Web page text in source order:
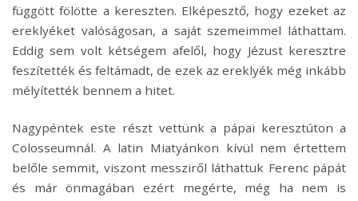
függött fölötte a kereszten. Elképesztő, hogy ezeket az
ereklyéket valóságosan, a saját szemeimmel láthattam.
Eddig sem volt kétségem afelől, hogy Jézust keresztre
feszítették és feltámadt, de ezek az ereklyék még inkább
mélyítették bennem a hitet.
Nagypéntek este részt vettünk a pápai keresztúton a
Colosseumnál. A latin Miatyánkon kívül nem értettem
belőle semmit, viszont messziről láthattuk Ferenc pápát
és már önmagában ezért megérte, még ha nem is